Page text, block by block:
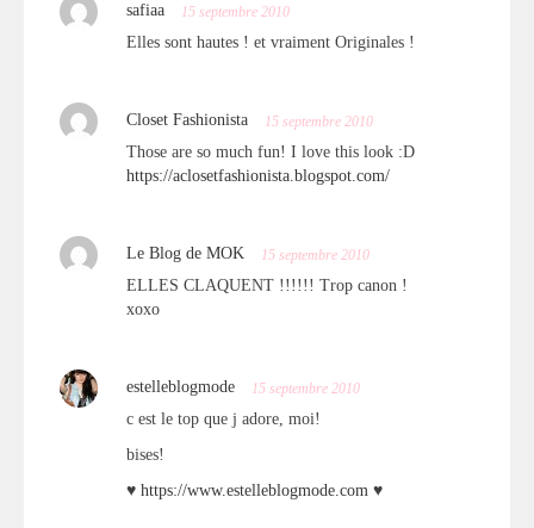
safiaa 15 septembre 2010
Elles sont hautes ! et vraiment Originales !
Closet Fashionista 15 septembre 2010
Those are so much fun! I love this look :D
https://aclosetfashionista.blogspot.com/
Le Blog de MOK 15 septembre 2010
ELLES CLAQUENT !!!!!! Trop canon !
xoxo
estelleblogmode 15 septembre 2010
c est le top que j adore, moi!
bises!
♥ https://www.estelleblogmode.com ♥